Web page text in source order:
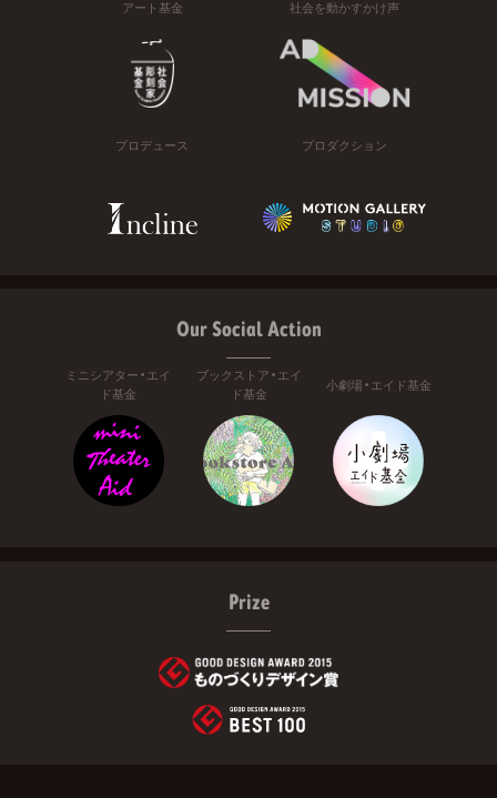
アート基金 社会を動かすかけ声
プロデュース プロダクション
Our Social Action
ミニシアター・エイ
ド基金
ブックストア・エイ
ド基金
小劇場・エイド基金
Prize